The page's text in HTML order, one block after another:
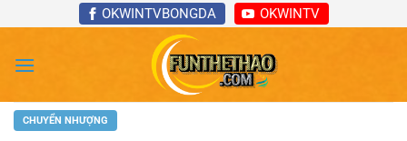
nội
OKWINTVBONGDA OKWINTV
CHUYỂN NHƯỢNG